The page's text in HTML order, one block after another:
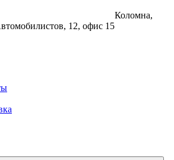
Коломна,
12, офис 15